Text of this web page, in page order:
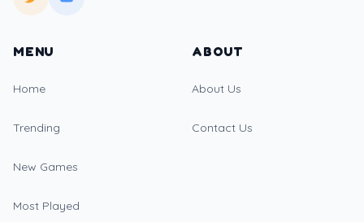
MENU
Home
Trending
New Games
Most Played
ABOUT
About Us
Contact Us